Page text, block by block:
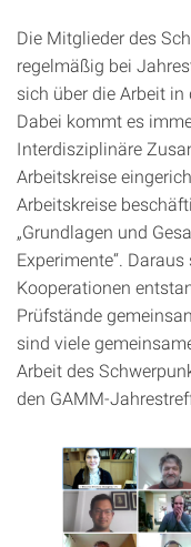
Die Mitglieder des
regelmäßig bei
sich über die Arbeit
Dabei kommt es
Interdisziplinäre
Arbeitskreise
Arbeitskreise
„Grundlagen und
Experimente“.
Kooperationen
Prüfstände
sind viele
Arbeit des
den GAMM-